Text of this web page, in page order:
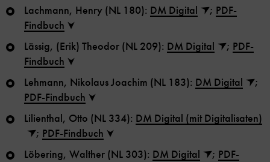
Lachmann, Henry (NL 180): DM Digital ; PDF-
Findbuch
Lässig, (Erik) Theodor (NL 209): DM Digital ; PDF-
Findbuch
Lehmann, Nikolaus Joachim (NL 183): DM Digital
;
PDF-Findbuch
Lilienthal, Otto (NL 334): DM Digital (mit Digitalisaten)
; PDF-Findbuch
Löbering, Walther (NL 303): DM Digital ; PDF-